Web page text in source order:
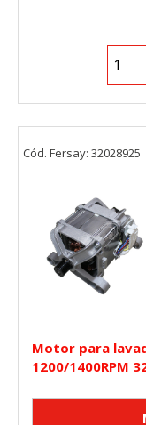
Motor para
1200/1400RPM
Cód. Fersay: 32028925